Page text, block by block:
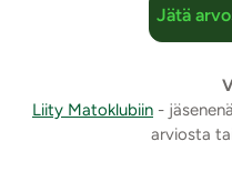
Jätä
Liity Matoklubiin -
arviosta